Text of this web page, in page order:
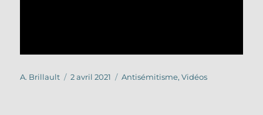
Auteur
A. Brillault
Publié
2 avril 2021 Catégories
Antisémitisme,Vidéos